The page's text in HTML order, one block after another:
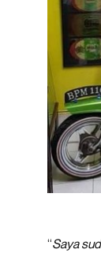
“Saya